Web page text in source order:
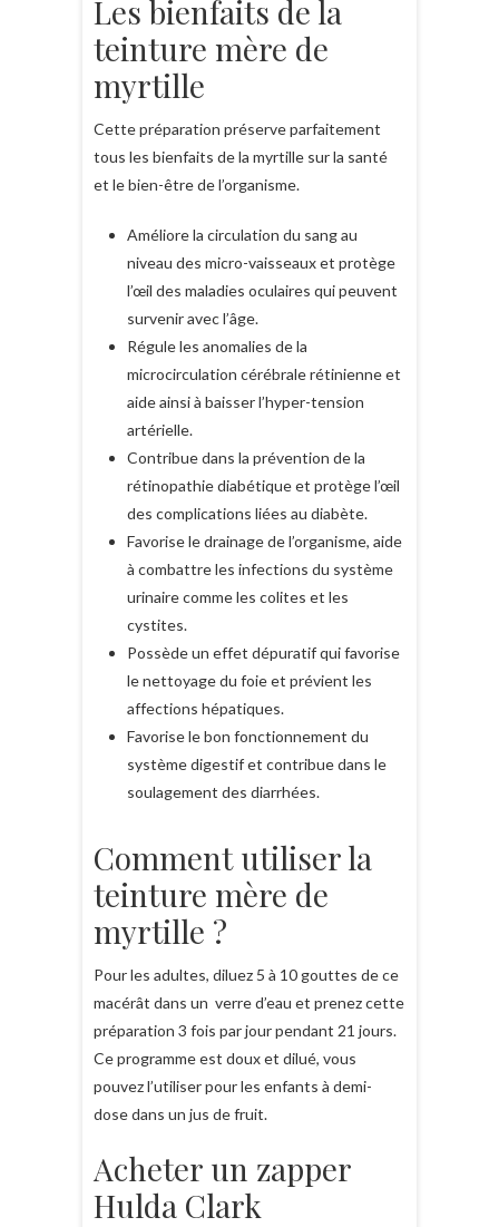
Les bienfaits de la
teinture mère de
myrtille
Cette préparation préserve parfaitement
tous les bienfaits de la myrtille sur la santé
et le bien-être de l’organisme.
Améliore la circulation du sang au
niveau des micro-vaisseaux et protège
l’œil des maladies oculaires qui peuvent
survenir avec l’âge.
Régule les anomalies de la
microcirculation cérébrale rétinienne et
aide ainsi à baisser l’hyper-tension
artérielle.
Contribue dans la prévention de la
rétinopathie diabétique et protège l’œil
des complications liées au diabète.
Favorise le drainage de l’organisme, aide
à combattre les infections du système
urinaire comme les colites et les
cystites.
Possède un effet dépuratif qui favorise
le nettoyage du foie et prévient les
affections hépatiques.
Favorise le bon fonctionnement du
système digestif et contribue dans le
soulagement des diarrhées.
Comment utiliser la
teinture mère de
myrtille ?
Pour les adultes, diluez 5 à 10 gouttes de ce
macérât dans un verre d’eau et prenez cette
préparation 3 fois par jour pendant 21 jours.
Ce programme est doux et dilué, vous
pouvez l’utiliser pour les enfants à demi-
dose dans un jus de fruit.
Acheter un zapper
Hulda Clark